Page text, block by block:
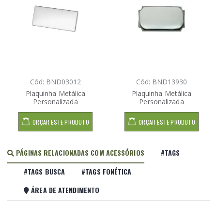
Cód: BND03012
Plaquinha Metálica
Personalizada
ORÇAR ESTE PRODUTO
Cód: BND13930
Plaquinha Metálica
Personalizada
ORÇAR ESTE PRODUTO
PÁGINAS RELACIONADAS COM ACESSÓRIOS
#TAGS
#TAGS BUSCA
#TAGS FONÉTICA
ÁREA DE ATENDIMENTO